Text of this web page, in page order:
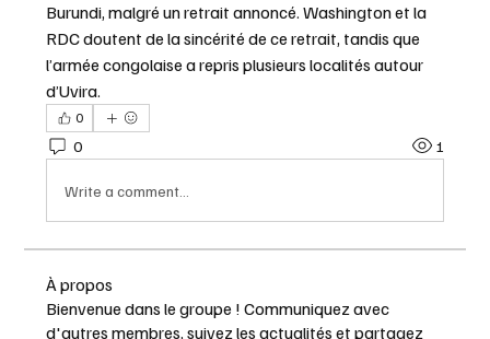
Burundi, malgré un retrait annoncé. Washington et la
RDC doutent de la sincérité de ce retrait, tandis que
l’armée congolaise a repris plusieurs localités autour
d’Uvira.
0
0 1
Write a comment...
À propos
Bienvenue dans le groupe ! Communiquez avec
d'autres membres, suivez les actualités et partagez